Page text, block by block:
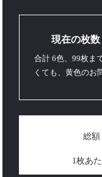
現在の枚
合計 6色、99枚ま
くても、黄色のお
総額
1枚あ